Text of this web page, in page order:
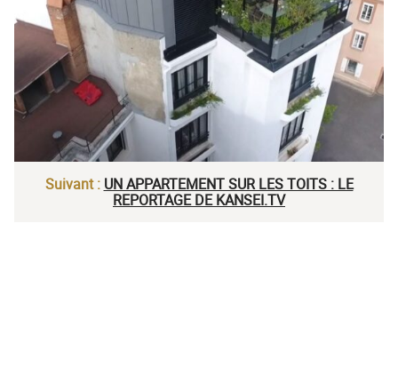
Suivant : UN APPARTEMENT SUR LES TOITS : LE
REPORTAGE DE KANSEI.TV